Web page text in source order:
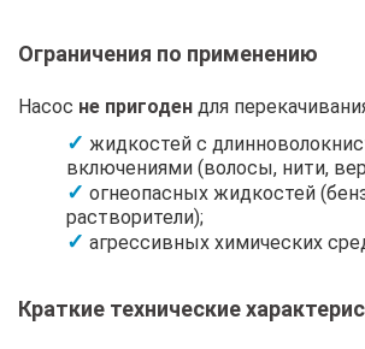
Ограничения по применению
Насос не пригоден для
жидкостей с
включениями (волосы, нити,
огнеопасных жидкостей
растворители);
агрессивных химических
Краткие технические